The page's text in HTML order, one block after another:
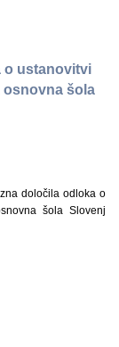
o ustanovitvi
osnovna šola
določila odloka o
šola Slovenj